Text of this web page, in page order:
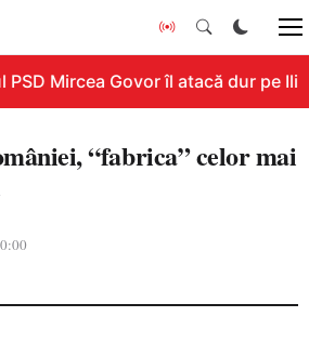
PSD Mircea Govor îl atacă dur pe
“fabrica” celor mai